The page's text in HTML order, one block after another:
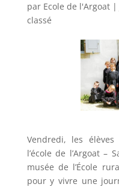
par Ecole de l'Argoat|
classé
Vendredi, les
l’école de l’Argoat –
musée de l’École
pour y vivre une